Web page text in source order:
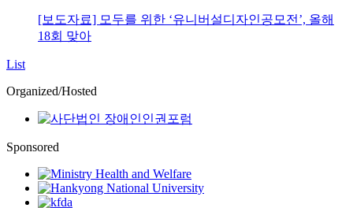
[보도자료] 모두를 위한 ‘유니버설디자인공모전’, 올해
18회 맞아
List
Organized/Hosted
Sponsored